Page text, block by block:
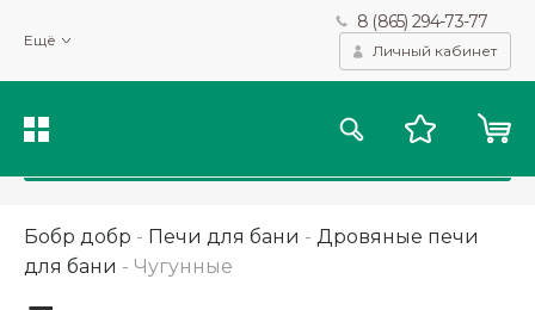
Ещё
8 (865) 294-73-77
Личный кабинет
Бобр добр - Печи для бани - Дровяные печи
для бани - Чугунные
Мы используем файлы cookie и другие подобные технологии
для получения данных с целью сбора статистики, повышения
качества рекомендаций и предоставления вам возможности
персонализированного просмотра.Подробнее